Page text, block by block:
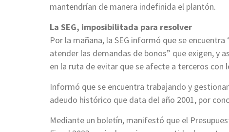
mantendrían de manera indefinida el plantón.
La SEG, imposibilitada para resolver
Por la mañana, la SEG informó que se
atender las demandas de bonos” que exigen, y
en la ruta de evitar que se afecte a terceros con
Informó que se encuentra trabajando y
adeudo histórico que data del año 2001, por
Mediante un boletín, manifestó que el